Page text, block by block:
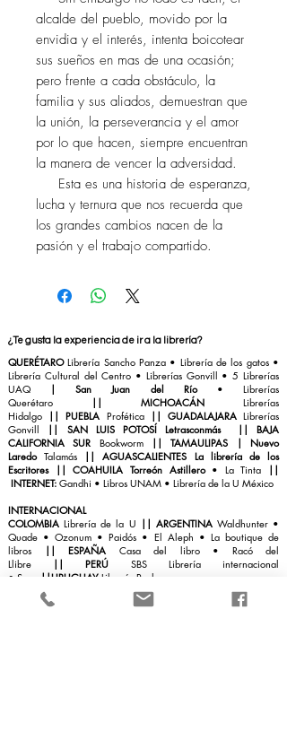
alcalde del pueblo, movido por la
envidia y el interés, intenta boicotear
sus sueños en mas de una ocasión;
pero frente a cada obstáculo, la
familia y sus aliados, demuestran que
la unión, la perseverancia y el amor
por lo que hacen, siempre encuentran
la manera de vencer la adversidad.
Esta es una historia de esperanza,
lucha y ternura que nos recuerda que
los grandes cambios nacen de la
pasión y el trabajo compartido.
¿Te gusta la experiencia de ir a la librería?
QUERÉTAROLibrería Sancho Panza • Librería de los gatos •
Librería Cultural del Centro • Librerías Gonvill • 5 Librerías
UAQ | San Juan del Río•Librerías
Querétaro
|| MICHOACÁN Librerías
Hidalgo || PUEBLA Profética || GUADALAJARALibrerías
Gonvill
|| SAN LUIS POTOSÍ Letrasconmás || BAJA
CALIFORNIA SUR Bookworm ||TAMAULIPAS | Nuevo
LaredoTalamás ||AGUASCALIENTES La librería de los
Escritores || COAHUILA Torreón Astillero• La Tinta
||
INTERNET: Gandhi • Libros UNAM • Librería de la U México
INTERNACIONAL
COLOMBIALibrería de la U | | ARGENTINA Waldhunter•
Quade •Ozonum •Paidós • El Aleph • La boutique de
libros || ESPAÑA Casa del libro
• Racó del
Llibre
|| PERÚ
SBS Librería internacional
• Saxo ||URUGUAY Librería Pocho